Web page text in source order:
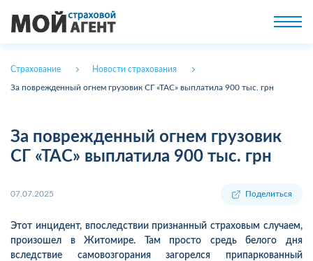
Страхование Новости страхования
За поврежденный огнем грузовик СГ «ТАС» выплатила 900 тыс. грн
За поврежденный огнем грузовик
СГ «ТАС» выплатила 900 тыс. грн
07.07.2025 Поделиться
Этот инцидент, впоследствии признанный страховым случаем,
произошел в Житомире. Там просто средь белого дня
вследствие самовозгорания загорелся припаркованный